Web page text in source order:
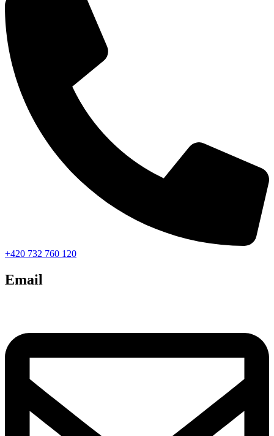
+420 732 760 120
Email